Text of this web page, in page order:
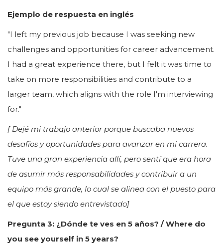
Ejemplo de respuesta en inglés
"I left my previous job because I was seeking new
challenges and opportunities for career advancement.
I had a great experience there, but I felt it was time to
take on more responsibilities and contribute to a
larger team, which aligns with the role I'm interviewing
for."
[ Dejé mi trabajo anterior porque buscaba nuevos
desafíos y oportunidades para avanzar en mi carrera.
Tuve una gran experiencia allí, pero sentí que era hora
de asumir más responsabilidades y contribuir a un
equipo más grande, lo cual se alinea con el puesto para
el que estoy siendo entrevistado]
Pregunta 3: ¿Dónde te ves en 5 años? / Where do
you see yourself in 5 years?